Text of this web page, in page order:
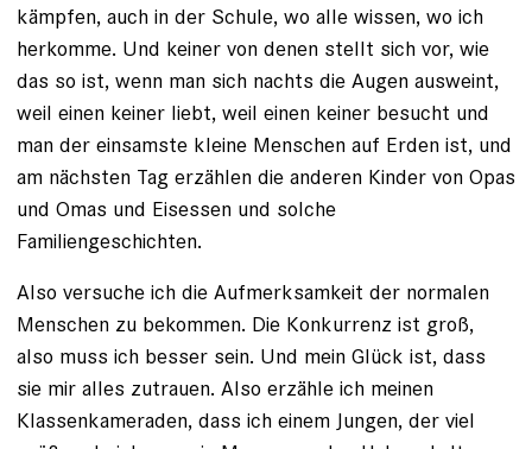
kämpfen, auch in der Schule, wo alle wissen, wo ich
herkomme. Und keiner von denen stellt sich vor, wie
das so ist, wenn man sich nachts die Augen ausweint,
weil einen keiner liebt, weil einen keiner besucht und
man der einsamste kleine Menschen auf Erden ist, und
am nächsten Tag erzählen die anderen Kinder von Opas
und Omas und Eisessen und solche
Familiengeschichten.
Also versuche ich die Aufmerksamkeit der normalen
Menschen zu bekommen. Die Konkurrenz ist groß,
also muss ich besser sein. Und mein Glück ist, dass
sie mir alles zutrauen. Also er­zähle ich meinen
Klassenkameraden, dass ich einem Jungen, der viel